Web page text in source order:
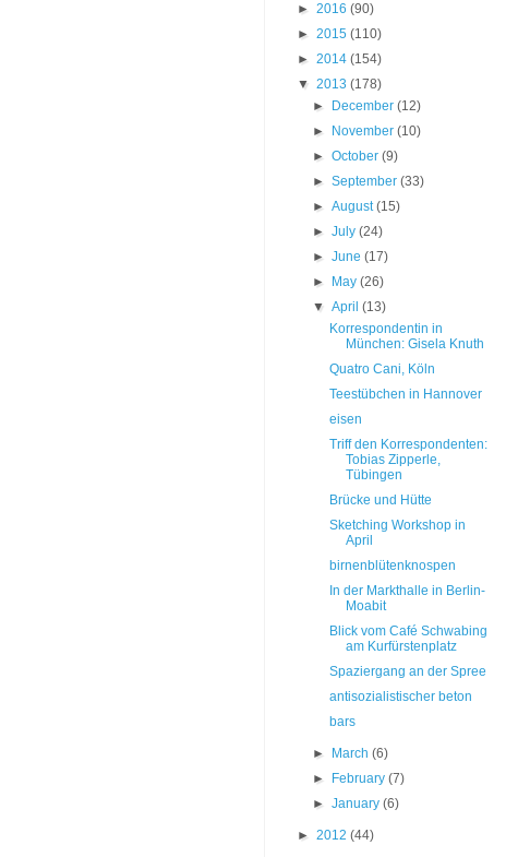
► 2016 (90)
► 2015 (110)
► 2014 (154)
▼ 2013 (178)
►
December(12)
►
November(10)
►October(9)
►September(33)
►August(15)
►July(24)
►June(17)
►
May(26)
▼April(13)
Korrespondentin in
München: Gisela Knuth
Quatro Cani, Köln
Teestübchen in Hannover
eisen
Triff den Korrespondenten:
Tobias Zipperle,
Tübingen
Brücke und Hütte
Sketching Workshop in
April
birnenblütenknospen
In der Markthalle in Berlin-
Moabit
Blick vom Café Schwabing
am Kurfürstenplatz
Spaziergang an der Spree
antisozialistischer beton
bars
► March(6)
►
February(7)
►January(6)
► 2012 (44)